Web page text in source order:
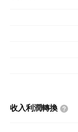
收入利潤轉換